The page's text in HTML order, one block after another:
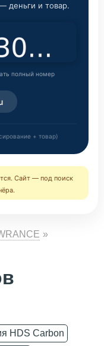
деньги и товар.
полный номер
+ товар)
Сайт — под поиск
HDS Carbon